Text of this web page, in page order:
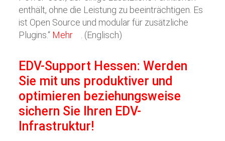
enthält, ohne die Leistung zu beeinträchtigen. Es
ist Open Source und modular für zusätzliche
Plugins.“ Mehr . (Englisch)
EDV-Support Hessen: Werden
Sie mit uns produktiver und
optimieren beziehungsweise
sichern Sie Ihren EDV-
Infrastruktur!